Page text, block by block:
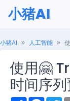
小猪AI
小猪AI 人工智能
使用🤗
时间序